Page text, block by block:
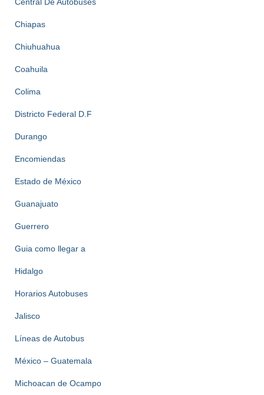
Chiapas
Chiuhuahua
Coahuila
Colima
Districto Federal D.F
Durango
Encomiendas
Estado de México
Guanajuato
Guerrero
Guia como llegar a
Hidalgo
Horarios Autobuses
Jalisco
Líneas de Autobus
México – Guatemala
Michoacan de Ocampo